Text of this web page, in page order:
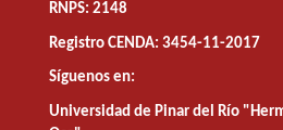
RNPS: 2148
Registro CENDA: 3454-11-2017
Síguenos en:
Universidad de Pinar del Río